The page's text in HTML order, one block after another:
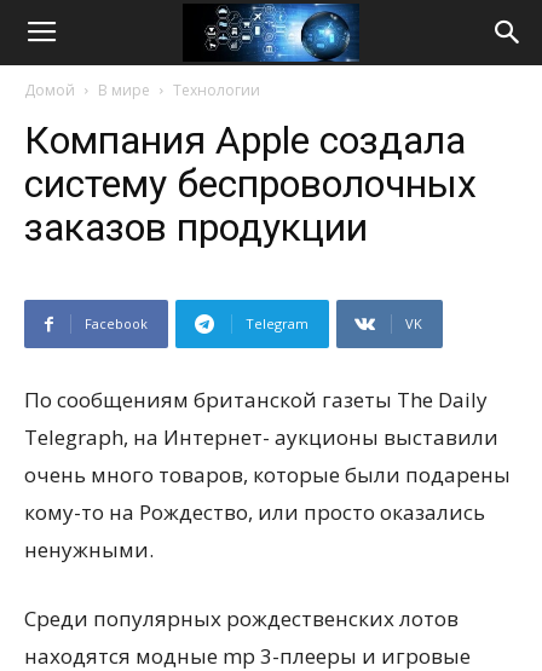
Life
Домой В мире Технологии
Компания Apple создала
систему беспроволочных
заказов продукции
Facebook Telegram VK
По сообщениям британской газеты The Daіly
Telegraph, на Интернет- аукционы выставили
очень много товаров, которые были подарены
кому-то на Рождество, или просто оказались
ненужными.
Среди популярных рождественских лотов
находятся модные mp 3-плееры и игровые